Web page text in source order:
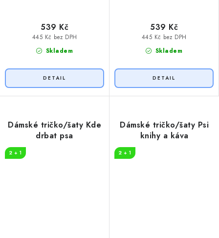
Skladem
445 Kč bez DPH
539 Kč
Skladem
445 Kč bez DPH
539 Kč
Dámské tričko/šaty Kde
drbat psa
2 + 1
Dámské tričko/šaty Psi
knihy a káva
2 + 1